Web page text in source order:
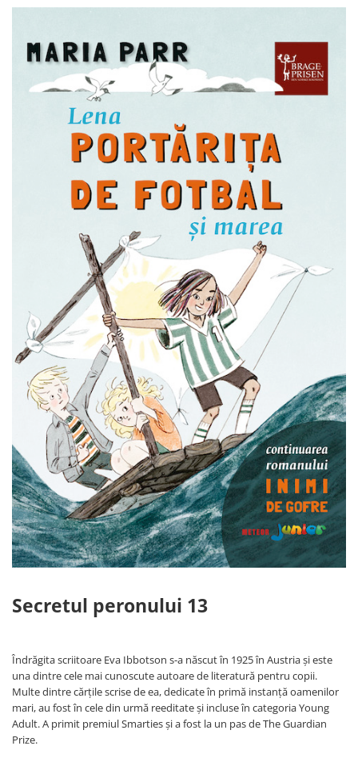
Carti de bucate
Conservarea si pastrarea
alimentelor
Ghiduri de calatorie, harti
Ghiduri de calatorie
Hobby, timp liber
Carti de colorat pentru adulti
Casa, gradina
Invatamant superior
Cursuri universitare
Istorie
Al Doilea Razboi Mondial
Biografii, memorii si jurnale
Istoria comunismului
Istoria romanilor
Istorie antica, medievala si
moderna
Istorie contemporana universala
Istorie sociala si culturala
Mari puteri ale lumii
Primul Razboi Mondial
Servicii secrete
Dictionare
Gramatica
Invatarea limbilor straine
Parenting si familie
Dezvoltare personala (familie)
Mama si copilul
Secretul peronului 13
Îndrăgita scriitoare Eva Ibbotson s-a născut în 1925 în Austria și este
una dintre cele mai cunoscute autoare de literatură pentru copii.
Multe dintre cărțile scrise de ea, dedicate în primă instanță oamenilor
mari, au fost în cele din urmă reeditate și incluse în categoria Young
Adult. A primit premiul Smarties și a fost la un pas de The Guardian
Prize.